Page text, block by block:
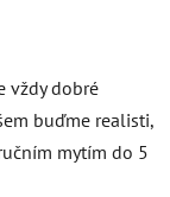
vždy dobré
buďme realisti,
mytím do 5